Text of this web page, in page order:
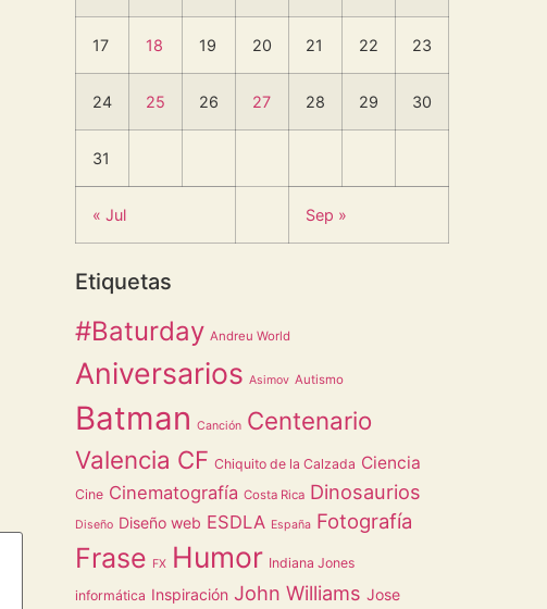
17 18 19 20 21 22 23
24 25 26 27 28 29 30
31
« Jul Sep »
Etiquetas
#Baturday Andreu World
Aniversarios Asimov Autismo
Batman Canción Centenario
Valencia CF Chiquito de la Calzada Ciencia
Cine Cinematografía Costa Rica Dinosaurios
Diseño Diseño web ESDLA España Fotografía
Frase FX Humor Indiana Jones
informática Inspiración John Williams Jose